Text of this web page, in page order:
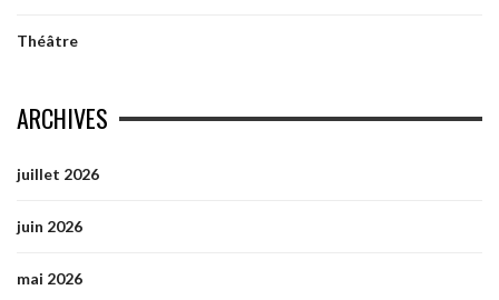
Théâtre
ARCHIVES
juillet 2026
juin 2026
mai 2026